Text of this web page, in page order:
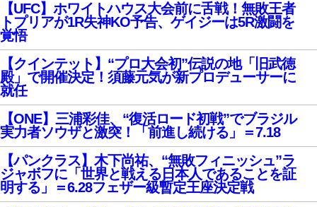
【UFC】ホワイトハウス大会前に舌戦！無敗王者
トプリアが1R失神KO予告、ゲイジーは5R激闘を
覚悟
【クインテット】“プロ大会初”伝説の地「旧武徳
殿」で開催決定！須藤元気が新プロデューサーに
就任
【ONE】三浦彩佳、“復活ロード初戦”でブラジル
実力者ソウザと激突！「前進し続ける」＝7.18
【パンクラス】木下尚祐、“無敗フィニッシュ”ラ
ジャボフに「世界と戦える日本人であることを証
明する」＝6.28フェザー級暫定王座決定戦